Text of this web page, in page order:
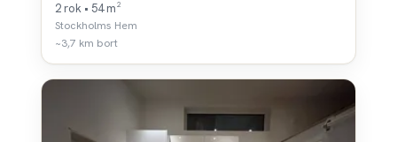
2 rok • 54 m²
Stockholms Hem
~3,7 km bort